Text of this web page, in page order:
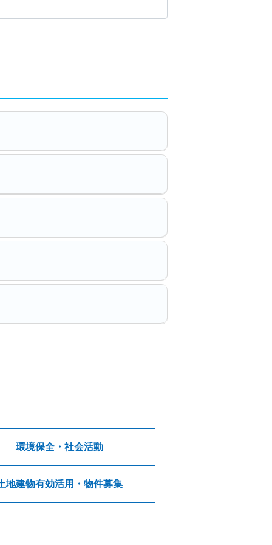
環境保全・社会活動
地建物有効活用・物件募集